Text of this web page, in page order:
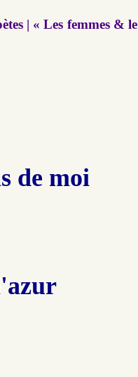
| « Les femmes & le
de moi